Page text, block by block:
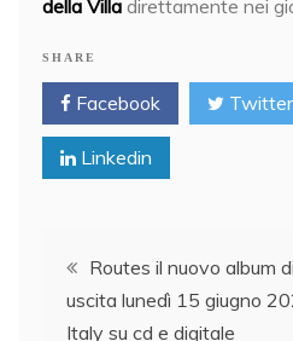
della Villa direttamente nei
SHARE
Facebook Twitter
Linkedin
Post
navigation
Routes il nuovo album
uscita lunedì 15 giugno
Italy su cd e digitale